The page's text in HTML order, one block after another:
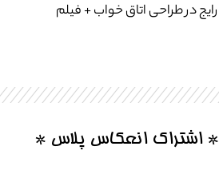
* اشتراک انعکاس پلاس *